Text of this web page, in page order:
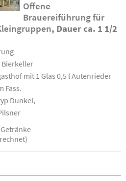
Offene
Brauereiführung für
, Dauer ca. 1 1/2
mit 1 Glas 0,5 l Autenrieder
Fass.
Dunkel,